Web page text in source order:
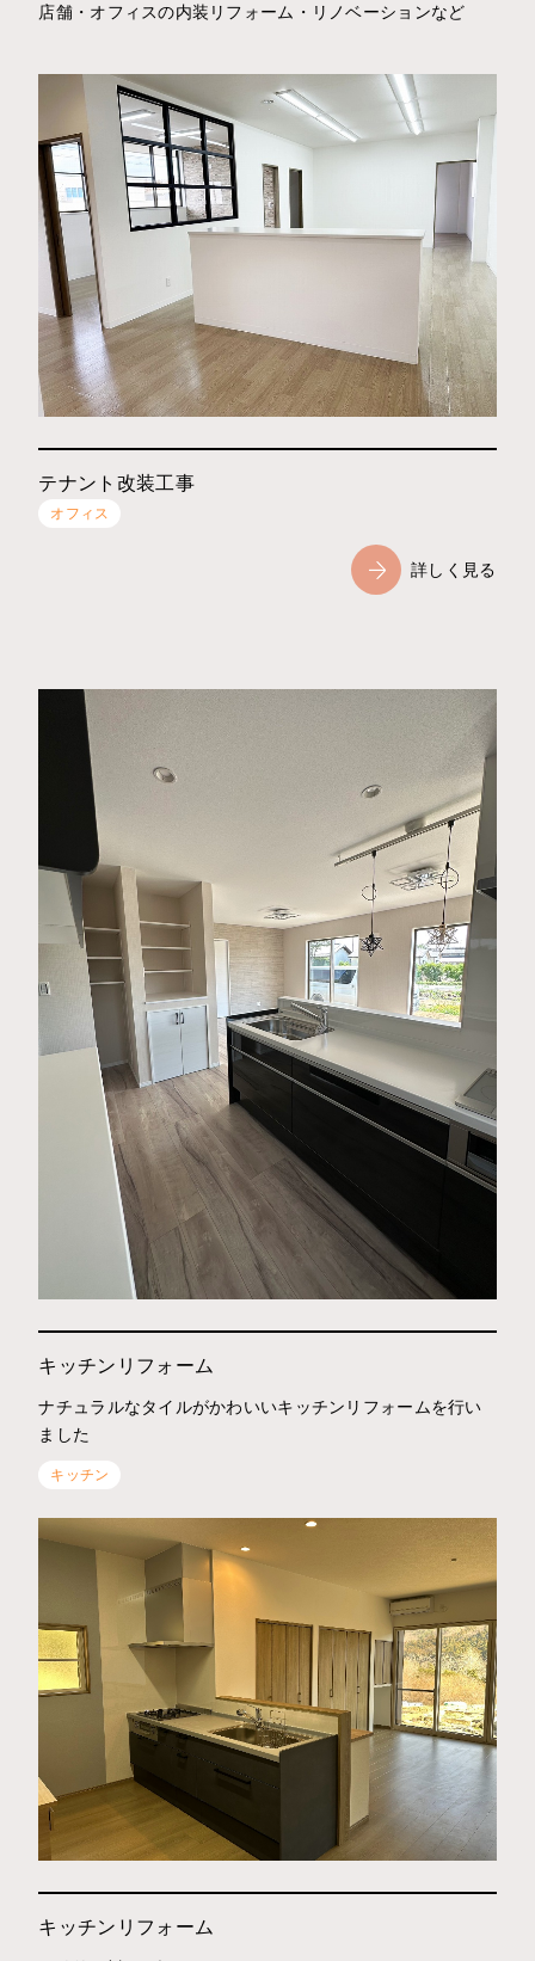
店舗・オフィスの内装リフォーム・リノベーションなど
テナント改装工事
オフィス
詳しく見る
キッチンリフォーム
ナチュラルなタイルがかわいいキッチンリフォームを行い
ました
キッチン
キッチンリフォーム